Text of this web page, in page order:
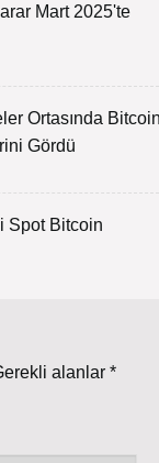
Mart 2025'te
Ortasında
Gördü
Spot Bitcoin
alanlar *